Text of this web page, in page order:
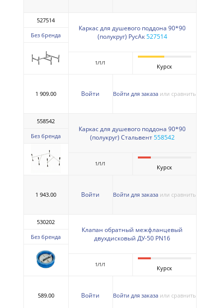
527514
Без бренда
Каркас для душевого поддона 90*90
(полукруг) РусАк527514
1/1/1 Курск
1 909.00 Войти Войти для заказа или сравнить
558542
Без бренда
Каркас для душевого поддона 90*90
(полукруг) Стальвент 558542
1/1/1 Курск
1 943.00 Войти Войти для заказа или сравнить
530202
Без бренда
Клапан обратный межфланцевый
двухдисковый ДУ-50 PN16
1/1/1 Курск
589.00 Войти Войти для заказа или сравнить